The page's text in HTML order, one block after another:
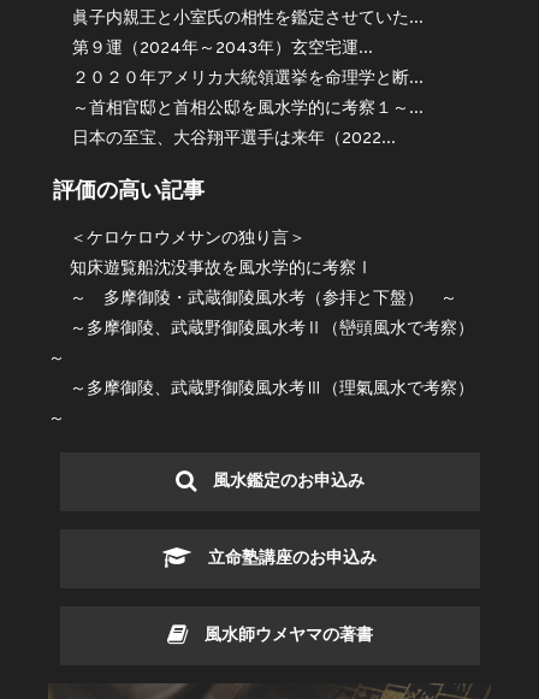
眞子内親王と小室氏の相性を鑑定させていた...
第９運（2024年～2043年）玄空宅運...
２０２０年アメリカ大統領選挙を命理学と断...
～首相官邸と首相公邸を風水学的に考察１～...
日本の至宝、大谷翔平選手は来年（2022...
評価の高い記事
＜ケロケロウメサンの独り言＞
知床遊覧船沈没事故を風水学的に考察Ⅰ
～ 多摩御陵・武蔵御陵風水考（参拝と下盤） ～
～多摩御陵、武蔵野御陵風水考Ⅱ（巒頭風水で考察）
～
～多摩御陵、武蔵野御陵風水考Ⅲ（理氣風水で考察）
～
風水鑑定のお申込み
立命塾講座のお申込み
風水師ウメヤマの著書